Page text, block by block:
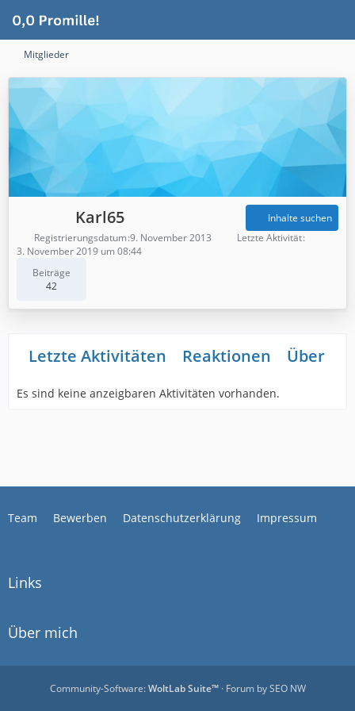
Mitglieder
Karl65
Beiträge
42
Inhalte suchen
Registrierungsdatum 9. November 2013
Letzte Aktivität
3. November 2019 um 08:44
Letzte Aktivitäten Reaktionen Über
Es sind keine anzeigbaren Aktivitäten vorhanden.
Team Bewerben Datenschutzerklärung Impressum
Links
Über mich
Community-Software:WoltLab Suite™· Forum bySEO NW